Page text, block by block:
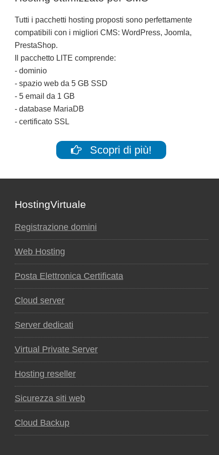
Tutti i pacchetti hosting proposti sono perfettamente
compatibili con i migliori CMS: WordPress, Joomla,
PrestaShop.
Il pacchetto LITE comprende:
- dominio
- spazio web da 5 GB SSD
- 5 email da 1 GB
- database MariaDB
- certificato SSL
Scopri di più!
Footer
HostingVirtuale
Registrazione domini
Web Hosting
Posta Elettronica Certificata
Cloud server
Server dedicati
Virtual Private Server
Hosting reseller
Sicurezza siti web
Cloud Backup